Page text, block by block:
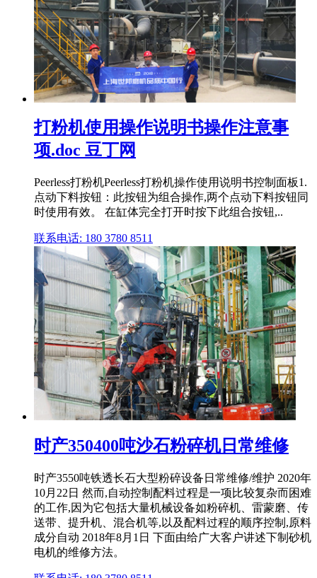
打粉机使用操作说明书操作注意事
项.doc 豆丁网
Peerless打粉机Peerless打粉机操作使用说明书控制面板1.
点动下料按钮：此按钮为组合操作,两个点动下料按钮同
时使用有效。 在缸体完全打开时按下此组合按钮,..
联系电话: 180 3780 8511
时产350400吨沙石粉碎机日常维修
时产3550吨铁透长石大型粉碎设备日常维修/维护 2020年
10月22日 然而,自动控制配料过程是一项比较复杂而困难
的工作,因为它包括大量机械设备如粉碎机、雷蒙磨、传
送带、提升机、混合机等,以及配料过程的顺序控制,原料
成分自动 2018年8月1日 下面由给广大客户讲述下制砂机
电机的维修方法。